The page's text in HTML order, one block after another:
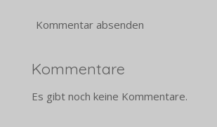
Kommentar absenden
Kommentare
Es gibt noch keine Kommentare.